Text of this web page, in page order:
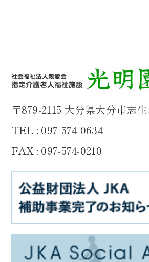
〒879-2115 大分県大分市志
TEL : 097-574-0634
FAX : 097-574-0210